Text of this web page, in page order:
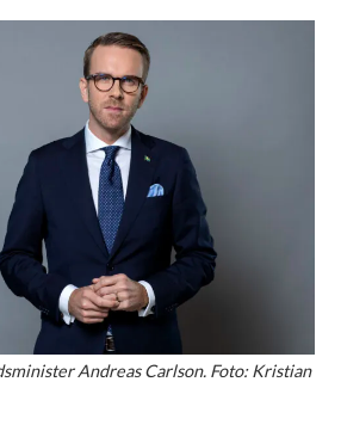
Andreas Carlson. Foto: Kristian